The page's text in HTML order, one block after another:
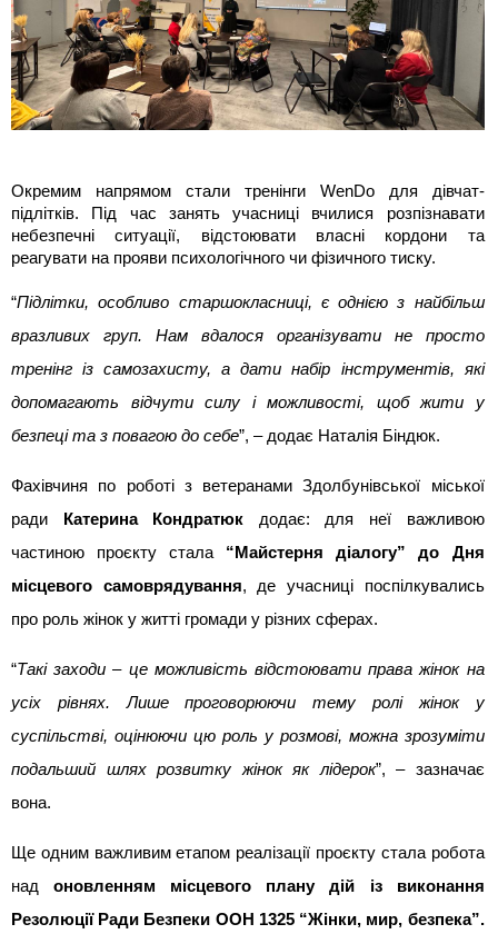
Окремим напрямом стали тренінги WenDo для дівчат-
підлітків. Під час занять учасниці вчилися розпізнавати
небезпечні ситуації, відстоювати власні кордони та
реагувати на прояви психологічного чи фізичного тиску.
“Підлітки, особливо старшокласниці, є однією з найбільш
вразливих груп. Нам вдалося організувати не просто
тренінг із самозахисту, а дати набір інструментів, які
допомагають відчути силу і можливості, щоб жити у
безпеці та з повагою до себе”, – додає Наталія Біндюк.
Фахівчиня по роботі з ветеранами Здолбунівської міської
ради
Катерина Кондратюк додає: для неї важливою
частиною проєкту стала “Майстерня діалогу” до Дня
місцевого самоврядування, де учасниці поспілкувались
про роль жінок у житті громади у різних сферах.
“Такі заходи – це можливість відстоювати права жінок на
усіх рівнях. Лише проговорюючи тему ролі жінок у
суспільстві, оцінюючи цю роль у розмові, можна зрозуміти
подальший шлях розвитку жінок як лідерок”, – зазначає
вона.
Ще одним важливим етапом реалізації проєкту стала робота
над оновленням місцевого плану дій із виконання
Резолюції Ради Безпеки ООН 1325 “Жінки, мир, безпека”.